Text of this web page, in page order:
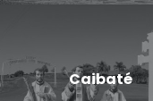
Caibaté